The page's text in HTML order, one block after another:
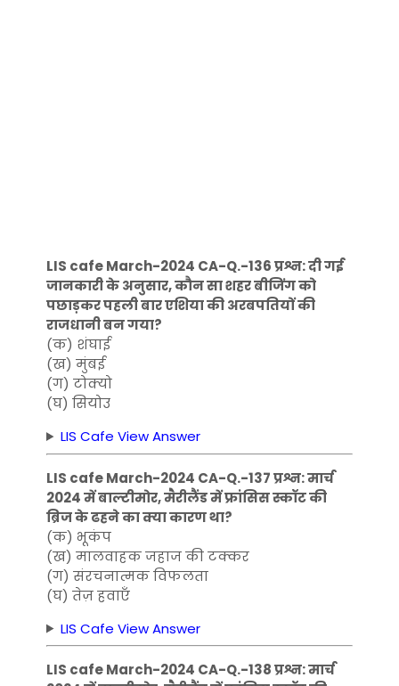
LIS cafe March-2024 CA-Q.-136 प्रश्न: दी गई
जानकारी के अनुसार, कौन सा शहर बीजिंग को
पछाड़कर पहली बार एशिया की अरबपतियों की
राजधानी बन गया?
(क) शंघाई
(ख) मुंबई
(ग) टोक्यो
(घ) सियोउ
LIS Cafe View Answer
LIS cafe March-2024 CA-Q.-137 प्रश्न: मार्च
2024 में बाल्टीमोर, मैरीलैंड में फ्रांसिस स्कॉट की
ब्रिज के ढहने का क्या कारण था?
(क) भूकंप
(ख) मालवाहक जहाज की टक्कर
(ग) संरचनात्मक विफलता
(घ) तेज़ हवाएँ
LIS Cafe View Answer
LIS cafe March-2024 CA-Q.-138 प्रश्न: मार्च